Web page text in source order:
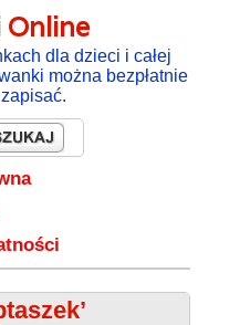
Online
dla dzieci i całej
można bezpłatnie